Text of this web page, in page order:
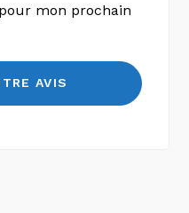
mon prochain